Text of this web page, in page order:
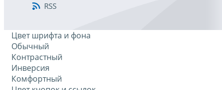
RSS
Цвет шрифта и фона
Обычный
Контрастный
Инверсия
Комфортный